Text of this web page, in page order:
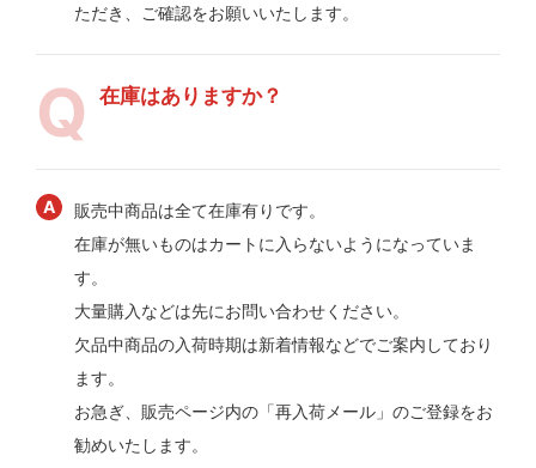
ただき、ご確認をお願いいたします。
在庫はありますか？
販売中商品は全て在庫有りです。
在庫が無いものはカートに入らないようになっていま
す。
大量購入などは先にお問い合わせください。
欠品中商品の入荷時期は新着情報などでご案内しており
ます。
お急ぎ、販売ページ内の「再入荷メール」のご登録をお
勧めいたします。